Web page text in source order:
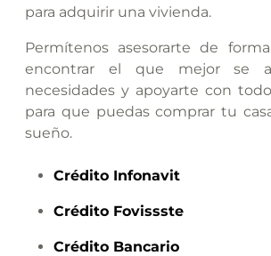
para adquirir una vivienda.
Permítenos asesorarte de
encontrar el que mejor se
necesidades y apoyarte con
para que puedas comprar tu
sueño.
Crédito Infonavit
Crédito Fovissste
Crédito Bancario